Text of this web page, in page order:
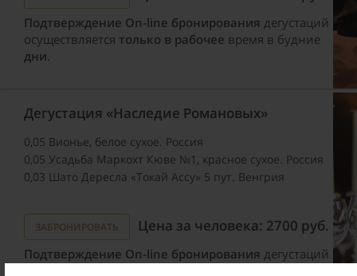
Подтверждение On-line бронирования дегустаций
осуществляется только в рабочее время в будние
дни.
Дегустация «Наследие Романовых»
0,05 Вионье, белое сухое. Россия
0,05 Усадьба Маркохт Кюве №1, красное сухое. Россия
0,03 Шато Дересла «Токай Ассу» 5 пут. Венгрия
ЗАБРОНИРОВАТЬ Цена за человека: 2700 руб.
Подтверждение On-line бронирования дегустаций